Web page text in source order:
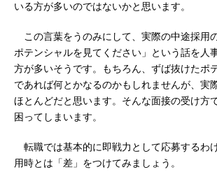
いる方が多いのではないかと思います。
この言葉をうのみにして、実際の中途採用
ポテンシャルを見てください」という話を人
方が多いそうです。もちろん、ずば抜けたポ
であれば何とかなるのかもしれませんが、実
ほとんどだと思います。そんな面接の受け方
困ってしまいます。
転職では基本的に即戦力として応募するわ
用時とは「差」をつけてみましょう。